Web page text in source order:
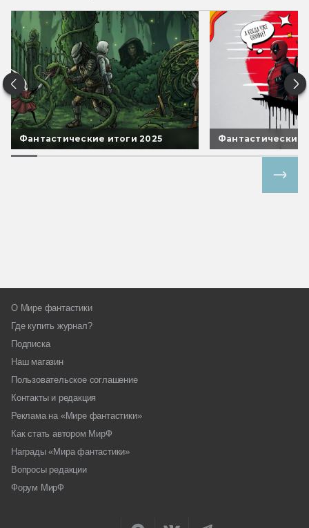
Фантастические итоги 2025 Фантастические
О Мире фантастики
Где купить журнал?
Подписка
Наш магазин
Пользовательское соглашение
Контакты и редакция
Реклама на «Мире фантастики»
Как стать автором МирФ
Награды «Мира фантастики»
Вопросы редакции
Форум МирФ